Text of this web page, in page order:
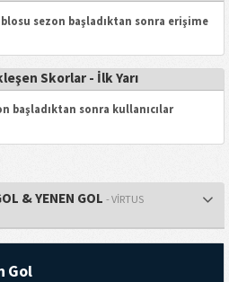
sezon başladıktan sonra erişime
Skorlar - İlk Yarı
başladıktan sonra kullanıcılar
& YENEN GOL - VIRTUS
Gol